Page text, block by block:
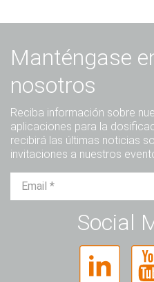
Manténgase
nosotros
Reciba información sobre
aplicaciones para la
recibirá las últimas noticias
invitaciones a nuestros
Sra.
Social